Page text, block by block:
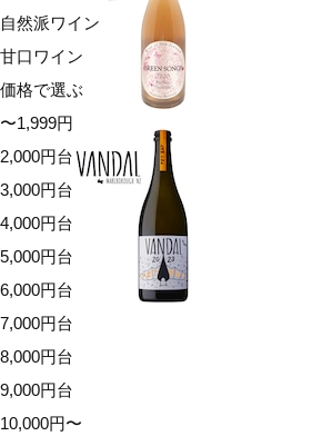
自然派ワイン
甘口ワイン
価格で選ぶ
〜1,999円
2,000円台
3,000円台
4,000円台
5,000円台
6,000円台
7,000円台
8,000円台
9,000円台
10,000円〜